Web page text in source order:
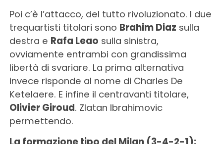
Poi c’è l’attacco, del tutto rivoluzionato. I due
trequartisti titolari sono Brahim Diaz sulla
destra e Rafa Leao sulla sinistra,
ovviamente entrambi con grandissima
libertà di svariare. La prima alternativa
invece risponde al nome di Charles De
Ketelaere. E infine il centravanti titolare,
Olivier Giroud. Zlatan Ibrahimovic
permettendo.